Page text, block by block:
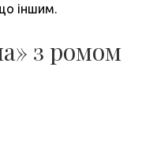
іншим.
з ромом